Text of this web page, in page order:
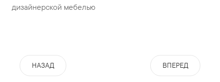
дизайнерской мебелью
НАЗАД ВПЕРЕД